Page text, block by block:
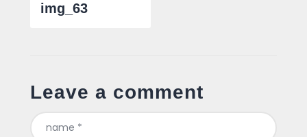
img_63
Leave a comment